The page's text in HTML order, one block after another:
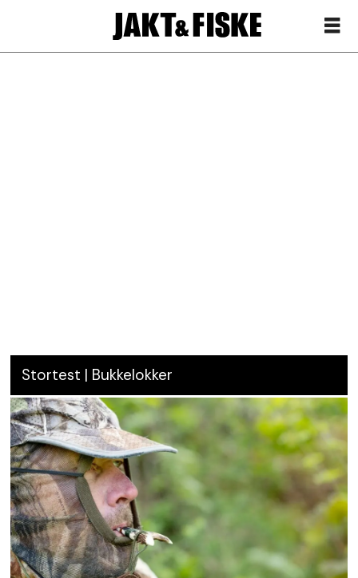
Stortest | Bukkelokker